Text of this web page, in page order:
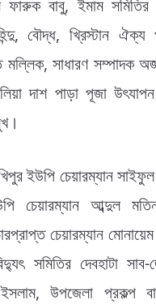
ফারুক বাবু, ইমাম সমিতির
বৌদ্ধ, খ্রিস্টান ঐক্য
মল্লিক, সাধারণ সম্পাদক
দাশ পাড়া পূজা উৎযাপন
ইউপি চেয়ারম্যান
চেয়ারম্যান আব্দুল
চেয়ারম্যান
সমিতির দেবহাটা সাব-
উপজেলা প্রকল্প